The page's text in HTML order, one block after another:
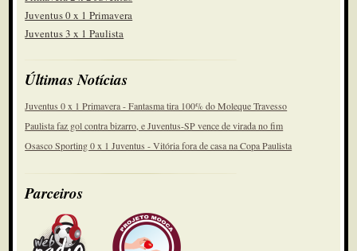
Juventus 0 x 1 Primavera
Juventus 3 x 1 Paulista
Últimas Notícias
Juventus 0 x 1 Primavera - Fantasma tira 100% do Moleque Travesso
Paulista faz gol contra bizarro, e Juventus-SP vence de virada no fim
Osasco Sporting 0 x 1 Juventus - Vitória fora de casa na Copa Paulista
Parceiros